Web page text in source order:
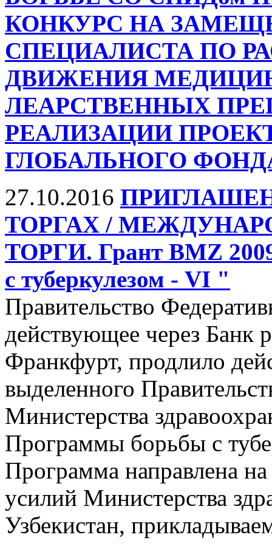
КОНКУРС НА
СПЕЦИАЛИСТА ПО
ДВИЖЕНИЯ
ЛЕАРСТВЕННЫХ
РЕАЛИЗАЦИИ
ГЛОБАЛЬНОГО
27.10.2016
ТОРГАХ /
ТОРГИ. Грант BMZ
с туберкулезом - VI "
Правительство
действующее через Банк
Франкфурт, продлило
выделенного
Министерства
Программы борьбы с
Программа направлена
усилий Министерства
Узбекистан,